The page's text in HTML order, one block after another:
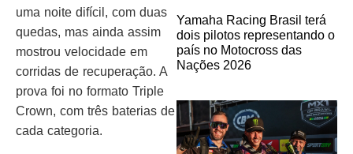
uma noite difícil, com duas
quedas, mas ainda assim
mostrou velocidade em
corridas de recuperação. A
prova foi no formato Triple
Crown, com três baterias de
cada categoria.
Yamaha Racing Brasil terá
dois pilotos representando o
país no Motocross das
Nações 2026